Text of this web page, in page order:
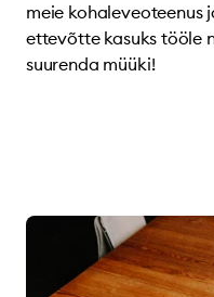
meie kohaleveoteenus
ettevõtte kasuks tööle
suurenda müüki!